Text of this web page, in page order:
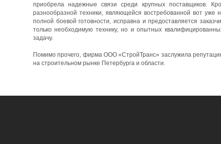
приобрела надежные связи среди крупных поставщиков.
разнообразной техники, являющейся востребованной вот уже
полной боевой готовности, исправна и предоставляется
только необходимую технику, но и опытных
задачу.
Помимо прочего, фирма ООО «СтройТранс» заслужила
на строительном рынке Петербурга и области.